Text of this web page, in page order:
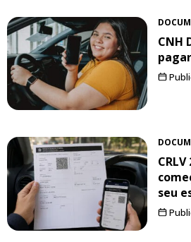
CNH
seu